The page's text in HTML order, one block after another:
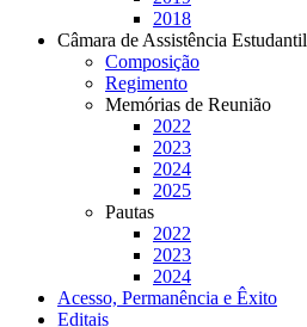
2018
Câmara de Assistência Estudantil
Composição
Regimento
Memórias de Reunião
2022
2023
2024
2025
Pautas
2022
2023
2024
Acesso, Permanência e Êxito
Editais